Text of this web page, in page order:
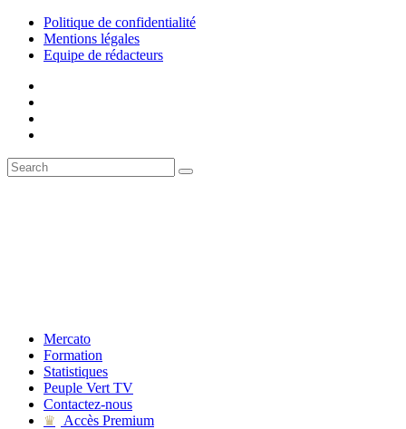
Politique de confidentialité
Mentions légales
Equipe de rédacteurs
Mercato
Formation
Statistiques
Peuple Vert TV
Contactez-nous
♛
Accès Premium